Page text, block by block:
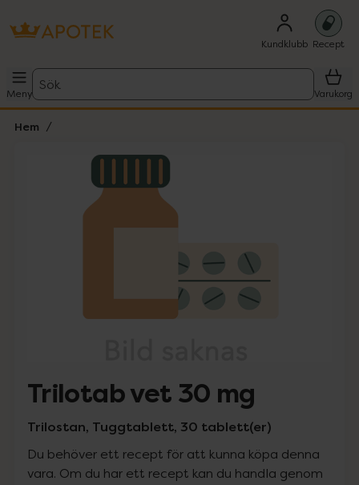
Kundklubb Recept
Meny
Sök
Varukorg
Hem
Lista: . Innehåller 1 objekt.
Trilotab vet 30 mg
Trilostan, Tuggtablett, 30 tablett(er)
Du behöver ett recept för att kunna köpa denna
vara. Om du har ett recept kan du handla genom